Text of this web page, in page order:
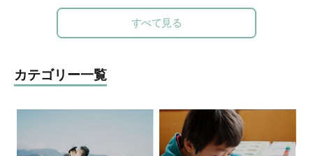
——相田みつをいのちのことば』『ひとり
親でも子どもは健全に育ちます』（小学
わたる臨床経験から著したこれら数多くの
育児書は、今も多くの母親たちの厚い信頼
ある子のプライベートレッスンやワークシ
ョップ、保育士や教諭を対象にした講座を
と家族が幸せになる方法』（学苑社）、
『発達障害の子
（講談社）がある。
すべて見る
カテゴリー一覧